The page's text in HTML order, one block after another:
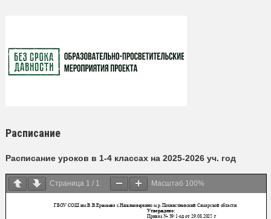
Расписание
Расписание уроков в 1-4 классах на 2025-2026 уч. год
Страница 1 / 1 Масштаб 100%